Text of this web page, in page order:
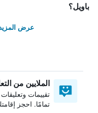
باويل؟
عرض
الملايين من
تقييمات
تمامًا. احجز